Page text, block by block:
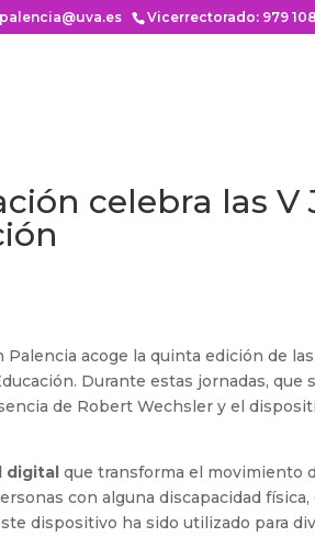
Vicerrectorado: 979
celebra las V
Palencia acoge la quinta edición de
Durante estas jornadas, que
de Robert Wechsler y el
digital que transforma el movimiento
con alguna discapacidad
dispositivo ha sido utilizado para